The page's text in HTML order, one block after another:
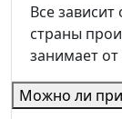
Все
страны
занимает
Можно ли